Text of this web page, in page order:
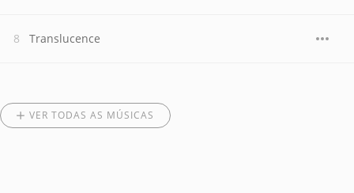
Translucence
VER TODAS AS MÚSICAS